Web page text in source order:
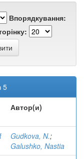
Впорядкування:
5
Автор(и)
Gudkova, N.;
Galushko, Nastia